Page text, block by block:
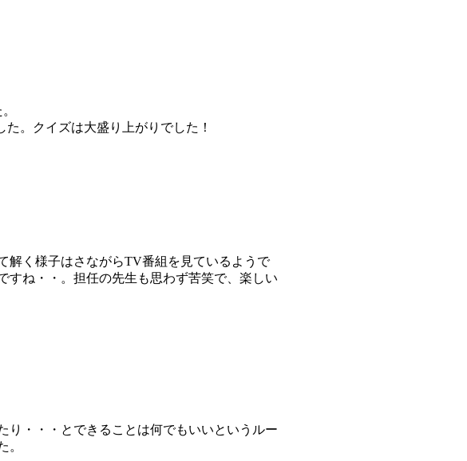
た。クイズは大盛り上がりでした！
く様子はさながらTV番組を見ているようで
すね・・。担任の先生も思わず苦笑で、楽しい
・・・とできることは何でもいいというルー
。